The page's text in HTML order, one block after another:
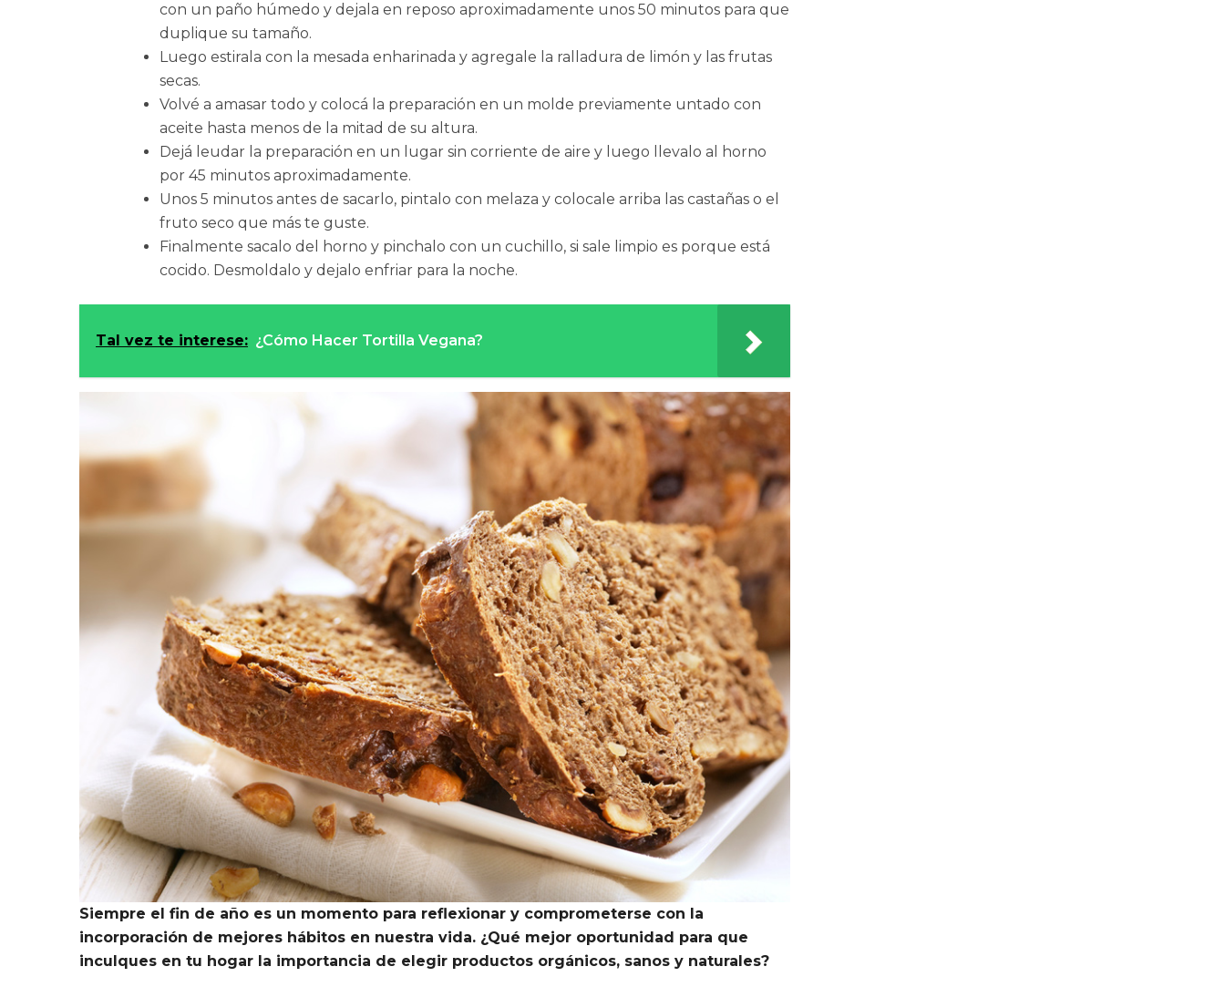
con un paño húmedo y dejala en reposo aproximadamente unos 50 minutos para que
duplique su tamaño.
Luego estirala con la mesada enharinada y agregale la ralladura de limón y las frutas
secas.
Volvé a amasar todo y colocá la preparación en un molde previamente untado con
aceite hasta menos de la mitad de su altura.
Dejá leudar la preparación en un lugar sin corriente de aire y luego llevalo al horno
por 45 minutos aproximadamente.
Unos 5 minutos antes de sacarlo, pintalo con melaza y colocale arriba las castañas o el
fruto seco que más te guste.
Finalmente sacalo del horno y pinchalo con un cuchillo, si sale limpio es porque está
cocido. Desmoldalo y dejalo enfriar para la noche.
Tal vez te interese: ¿Cómo Hacer Tortilla Vegana?
Siempre el fin de año es un momento para reflexionar y comprometerse con la
incorporación de mejores hábitos en nuestra vida. ¿Qué mejor oportunidad para que
inculques en tu hogar la importancia de elegir productos orgánicos, sanos y naturales?